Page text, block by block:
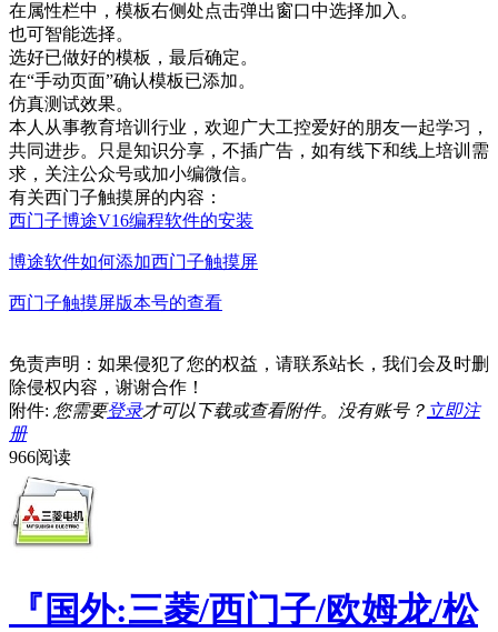
在属性栏中，模板右侧处点击弹出窗口中选择加入。
也可智能选择。
选好已做好的模板，最后确定。
在“手动页面”确认模板已添加。
仿真测试效果。
本人从事教育培训行业，欢迎广大工控爱好的朋友一起学习，
共同进步。只是知识分享，不插广告，如有线下和线上培训需
求，关注公众号或加小编微信。
有关西门子触摸屏的内容：
西门子博途V16编程软件的安装
博途软件如何添加西门子触摸屏
西门子触摸屏版本号的查看
免责声明：如果侵犯了您的权益，请联系站长，我们会及时删
除侵权内容，谢谢合作！
附件: 您需要登录才可以下载或查看附件。没有账号？ 立即注
册
966阅读
『国外:三菱/西门子/欧姆龙/松